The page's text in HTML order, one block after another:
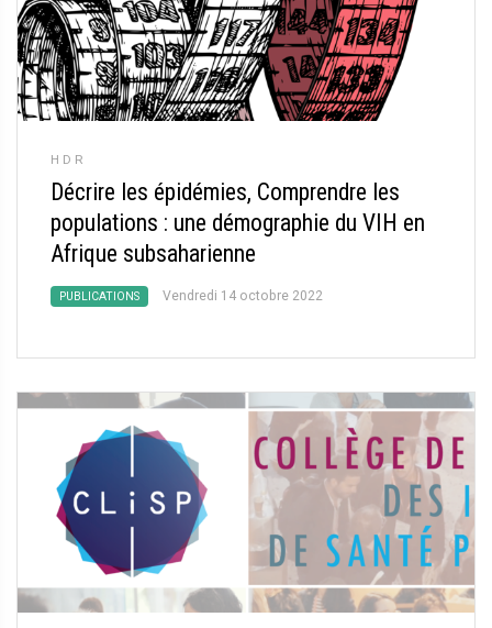
HDR
Décrire les épidémies, Comprendre les
populations : une démographie du VIH en
Afrique subsaharienne
PUBLICATIONS Vendredi 14 octobre 2022